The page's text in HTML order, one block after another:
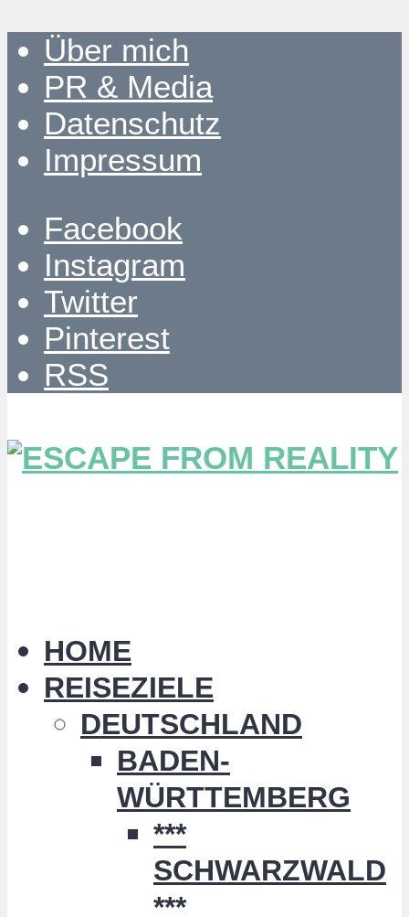
Über mich
PR & Media
Datenschutz
Impressum
Facebook
Instagram
Twitter
Pinterest
RSS
HOME
REISEZIELE
DEUTSCHLAND
BADEN-
WÜRTTEMBERG
***
SCHWARZWALD
***